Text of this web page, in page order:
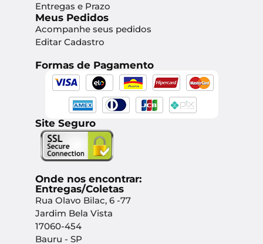
Entregas e Prazo
Meus Pedidos
Acompanhe seus pedidos
Editar Cadastro
Formas de Pagamento
Site Seguro
Onde nos encontrar:
Entregas/Coletas
Rua Olavo Bilac, 6 -77
Jardim Bela Vista
17060-454
Bauru - SP